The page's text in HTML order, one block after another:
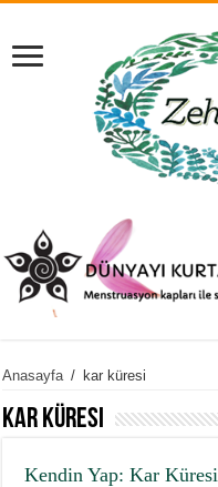
Anasayfa / kar küresi
kar küresi
Kendin Yap: Kar Küresi